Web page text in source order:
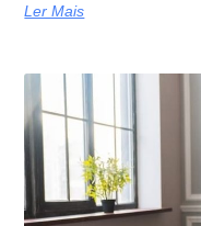
Ler Mais